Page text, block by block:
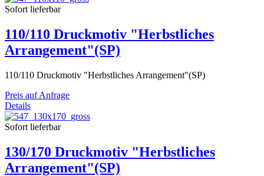
Sofort lieferbar
110/110 Druckmotiv "Herbstliches
Arrangement"(SP)
110/110 Druckmotiv "Herbstliches Arrangement"(SP)
Preis auf Anfrage
Details
Sofort lieferbar
130/170 Druckmotiv "Herbstliches
Arrangement"(SP)